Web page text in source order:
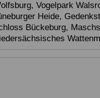
Vogelpark
Heide,
Bückeburg,